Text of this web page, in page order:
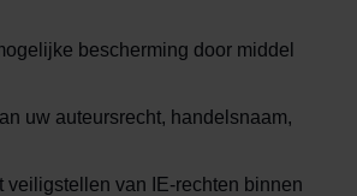
bescherming door middel
uw auteursrecht, handelsnaam,
veiligstellen van IE-rechten binnen